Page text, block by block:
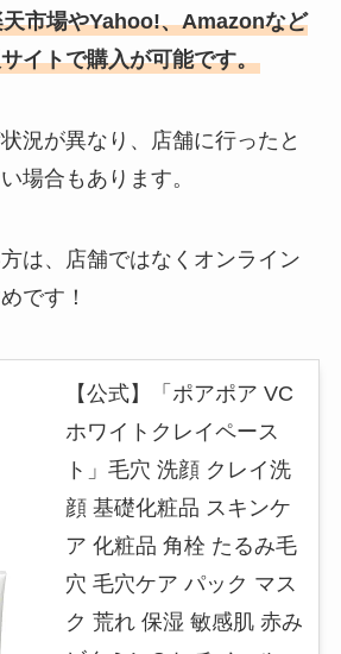
市場やYahoo!、Amazonなど
イトで購入が可能です。
況が異なり、店舗に行ったと
場合もあります。
は、店舗ではなくオンライン
です！
【公式】「ポアポア VC
ホワイトクレイペース
ト」毛穴 洗顔 クレイ洗
顔 基礎化粧品 スキンケ
ア 化粧品 角栓 たるみ毛
穴 毛穴ケア パック マス
ク 荒れ 保湿 敏感肌 赤み